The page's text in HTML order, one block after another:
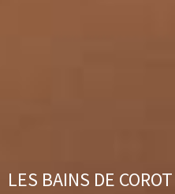
LES BAINS DE COROT